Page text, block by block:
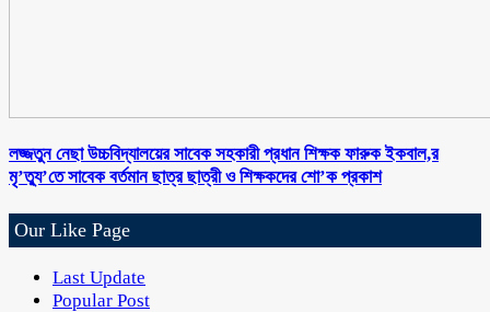
লজ্জতুন নেছা উচ্চবিদ্যালয়ের সাবেক সহকারী প্রধান শিক্ষক ফারুক ইকবাল,র
মৃ’ত্যু’তে সাবেক বর্তমান ছাত্র ছাত্রী ও শিক্ষকদের শো’ক প্রকাশ
Our Like Page
Last Update
Popular Post